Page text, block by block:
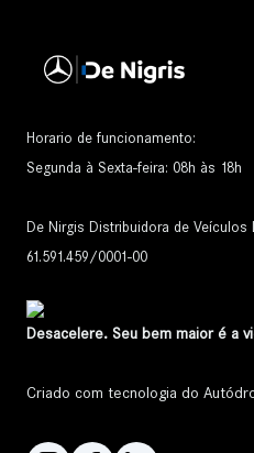
Horario de funcionamento:
Segunda à Sexta-feira: 08h às 18h
De Nirgis Distribuidora de Veículos
61.591.459/0001-00
Desacelere. Seu bem maior é a
Criado com tecnologia do